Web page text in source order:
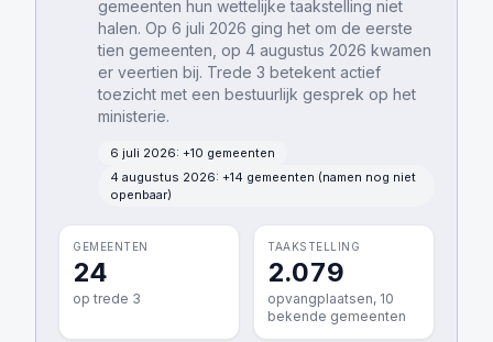
gemeenten hun wettelijke taakstelling niet
halen. Op 6 juli 2026 ging het om de eerste
tien gemeenten, op 4 augustus 2026 kwamen
er veertien bij. Trede 3 betekent actief
toezicht met een bestuurlijk gesprek op het
ministerie.
6 juli 2026: +10 gemeenten
4 augustus 2026: +14 gemeenten (namen nog niet
openbaar)
GEMEENTEN
24
op trede 3
TAAKSTELLING
2.079
opvangplaatsen, 10
bekende gemeenten